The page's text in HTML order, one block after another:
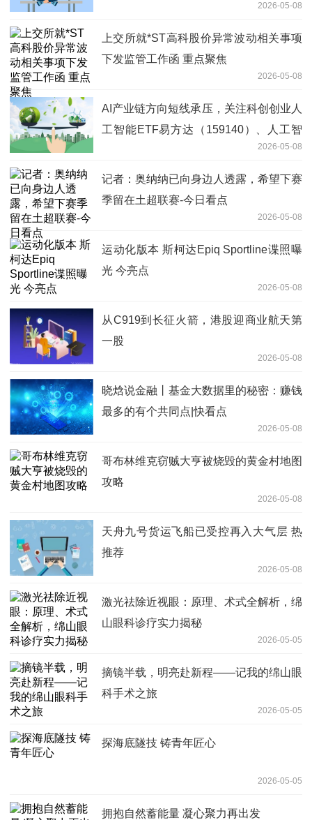
2026-05-08
上交所就*ST高科股价异常波动相关事项
下发监管工作函 重点聚焦
2026-05-08
AI产业链方向短线承压，关注科创创业人
工智能ETF易方达（159140）、人工智
能ETF易方达（159819）投资机会-今日
看点
2026-05-08
记者：奥纳纳已向身边人透露，希望下赛
季留在土超联赛-今日看点
2026-05-08
运动化版本 斯柯达Epiq Sportline谍照曝
光 今亮点
2026-05-08
从C919到长征火箭，港股迎商业航天第
一股
2026-05-08
晓焓说金融丨基金大数据里的秘密：赚钱
最多的有个共同点|快看点
2026-05-08
哥布林维克窃贼大亨被烧毁的黄金村地图
攻略
2026-05-08
天舟九号货运飞船已受控再入大气层 热
推荐
2026-05-08
激光祛除近视眼：原理、术式全解析，绵
山眼科诊疗实力揭秘
2026-05-05
摘镜半载，明亮赴新程——记我的绵山眼
科手术之旅
2026-05-05
探海底隧技 铸青年匠心
2026-05-05
拥抱自然蓄能量 凝心聚力再出发